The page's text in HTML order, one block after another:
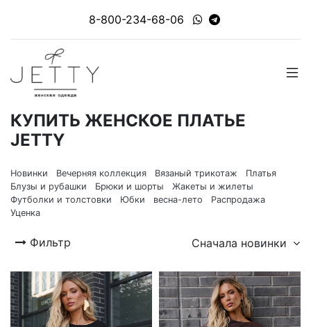
8-800-234-68-06
КУПИТЬ ЖЕНСКОЕ ПЛАТЬЕ
JETTY
Новинки Вечерняя коллекция Вязаный трикотаж
Платья
Блузы и рубашки
Брюки и шорты
Жакеты и жилеты
Футболки и толстовки
Юбки весна-лето
Распродажа
Уценка
Фильтр Сначала новинки